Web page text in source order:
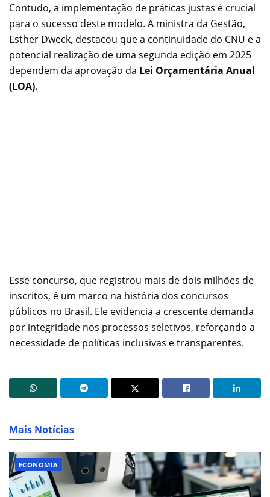
Contudo, a implementação de práticas justas é crucial
para o sucesso deste modelo. A ministra da Gestão,
Esther Dweck, destacou que a continuidade do CNU e a
potencial realização de uma segunda edição em 2025
dependem da aprovação da Lei Orçamentária Anual
(LOA).
Esse concurso, que registrou mais de dois milhões de
inscritos, é um marco na história dos concursos
públicos no Brasil. Ele evidencia a crescente demanda
por integridade nos processos seletivos, reforçando a
necessidade de políticas inclusivas e transparentes.
Mais Notícias
ECONOMIA